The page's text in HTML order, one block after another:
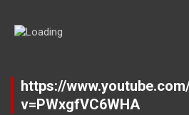
https://
v=PWxgfVC6WHA